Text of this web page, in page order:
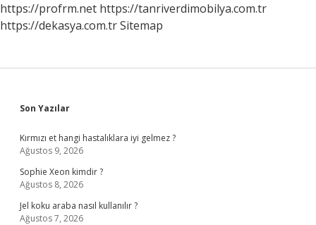
https://profrm.net https://tanriverdimobilya.com.tr
https://dekasya.com.trSitemap
Sidebar
Son Yazılar
Kırmızı et hangi hastalıklara iyi gelmez ?
Ağustos 9, 2026
Sophie Xeon kimdir ?
Ağustos 8, 2026
Jel koku araba nasıl kullanılır ?
Ağustos 7, 2026